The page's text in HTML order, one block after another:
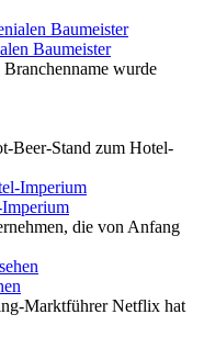
Baumeister
wurde
Beer-Stand zum Hotel-
die von Anfang
Marktführer Netflix hat